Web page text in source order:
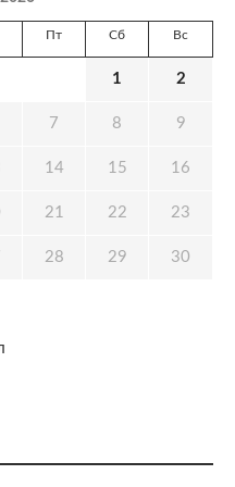
Пт Сб Вс
1 2
7 8 9
14 15 16
21 22 23
28 29 30